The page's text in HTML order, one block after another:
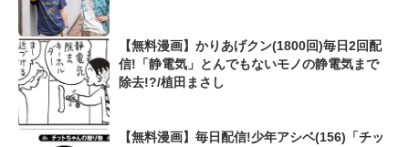
【無料漫画】かりあげクン(1800回)毎日2回配
信!「静電気」とんでもないモノの静電気まで
除去!?/植田まさし
【無料漫画】毎日配信!少年アシベ(156)「チッ